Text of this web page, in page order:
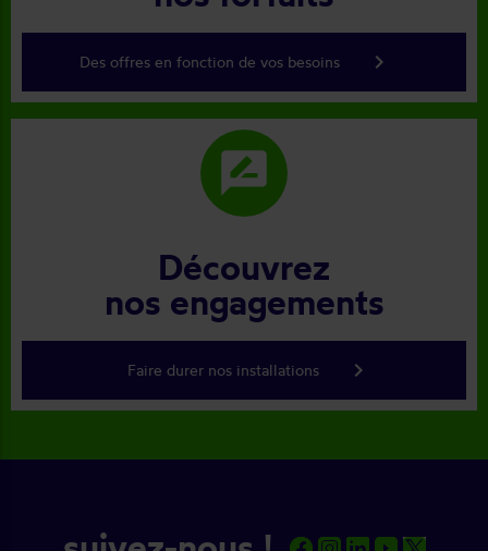
Des offres en fonction de vos besoins keyboard_arrow_right
rate_review
Découvrez
nos engagements
Faire durer nos installations keyboard_arrow_right